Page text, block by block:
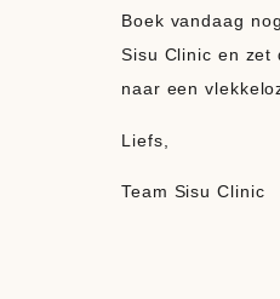
Boek vandaag
Sisu Clinic en zet
naar een
Liefs,
Team Sisu Clinic